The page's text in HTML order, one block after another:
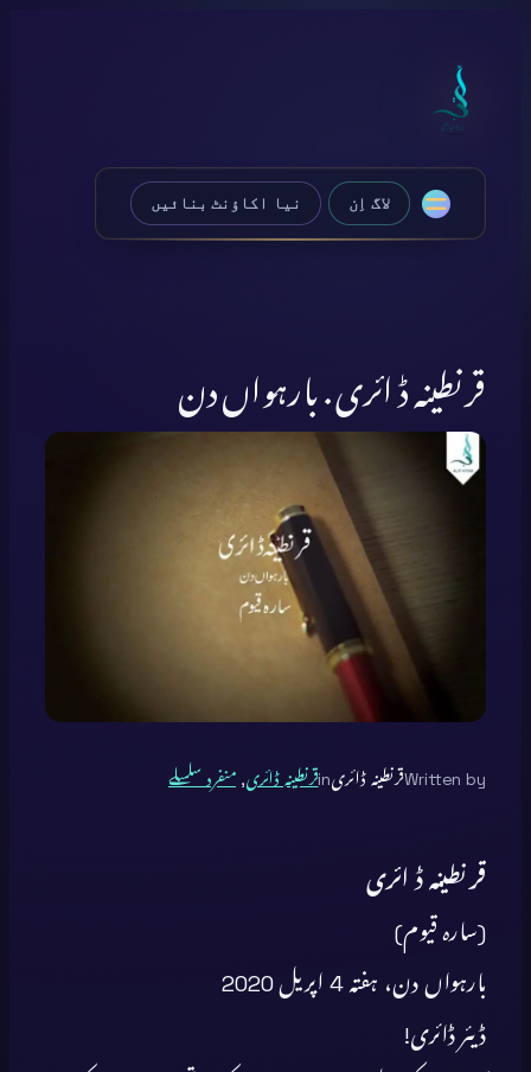
content
لاگ اِن نیا اکاؤنٹ بنائیں
قرنطینہ ڈ ائری . بارہواں دن
Written byقرنطینہ ڈائریinقرنطینہ ڈائری, منفرد سلسلے
قرنطینہ ڈ ائری
(سارہ قیوم)
بارہواں دن، ہفتہ 4 اپریل 2020
ڈیئر ڈائری!